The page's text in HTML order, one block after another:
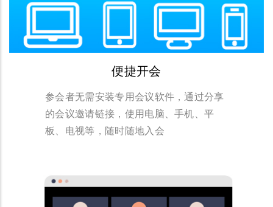
便捷开会
参会者无需安装专用会议软件，通过分享
的会议邀请链接，使用电脑、手机、平
板、电视等，随时随地入会